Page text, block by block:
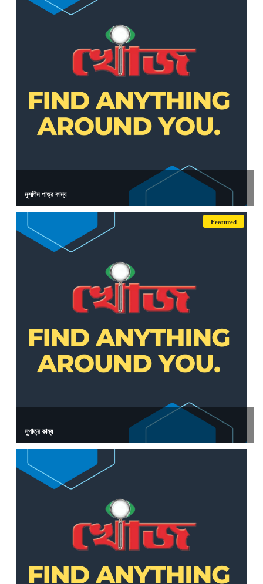
মুসলিম পাত্র কাম্য
Featured
সুপাত্র কাম্য